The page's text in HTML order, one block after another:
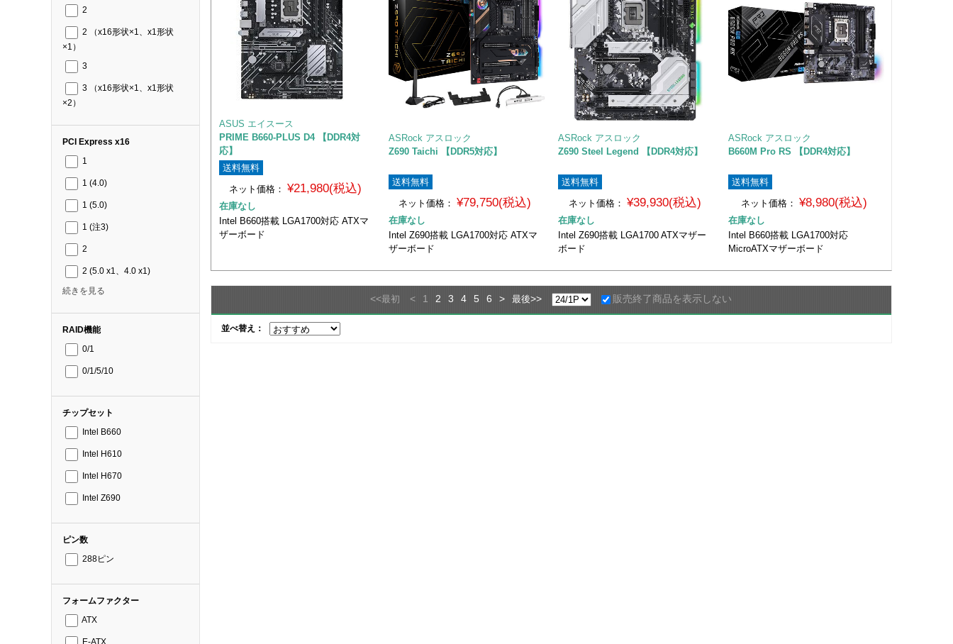
2
2 （x16形状×1、x1形状
×1）
3
3 （x16形状×1、x1形状
×2）
PCI Express x16
1
1 (4.0)
1 (5.0)
1 (注3)
2
2 (5.0 x1、4.0 x1)
続きを見る
RAID機能
0/1
0/1/5/10
チップセット
Intel B660
Intel H610
Intel H670
Intel Z690
ピン数
288ピン
フォームファクター
ATX
E-ATX
ASUS エイスース
PRIME B660-PLUS D4 【DDR4対
応】
送料無料
ネット価格：
¥21,980(税込)
在庫なし
Intel B660搭載 LGA1700対応 ATXマ
ザーボード
ASRock アスロック
Z690 Taichi 【DDR5対応】
送料無料
ネット価格：
¥79,750(税込)
在庫なし
Intel Z690搭載 LGA1700対応 ATXマ
ザーボード
ASRock アスロック
Z690 Steel Legend 【DDR4対応】
送料無料
ネット価格： ¥39,930(税込)
在庫なし
Intel Z690搭載 LGA1700 ATXマザー
ボード
ASRock アスロック
B660M Pro RS 【DDR4対応】
送料無料
ネット価格：
¥8,980(税込)
在庫なし
Intel B660搭載 LGA1700対応
MicroATXマザーボード
<<最初 < 1 2 3 4 5 6 > 最後>> 販売終了商品を表示しない
並べ替え：